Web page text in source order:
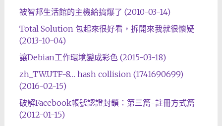
被智邦生活館的主機給搞爆了 (2010-03-14)
Total Solution 包起來很好看，拆開來我就很懷疑
(2013-10-04)
讓Debian工作環境變成彩色 (2015-03-18)
zh_TW.UTF-8… hash collision (1741690699)
(2016-02-15)
破解Facebook帳號認證封鎖：第三篇-註冊方式篇
(2012-01-15)